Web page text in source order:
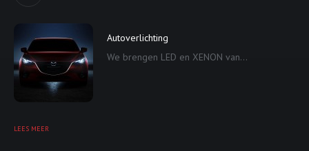
Autoverlichting
We brengen LED en XENON van...
LEES MEER